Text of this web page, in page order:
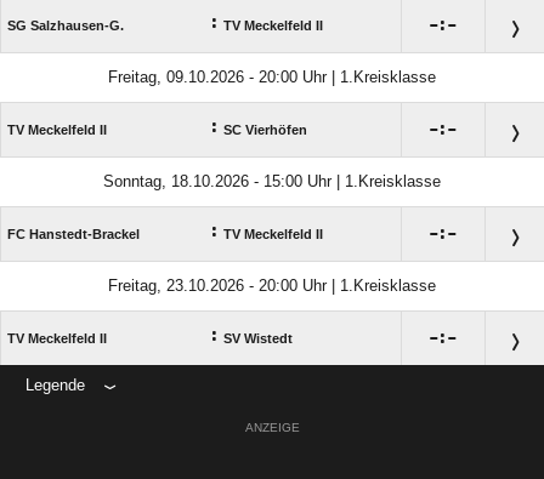
SG Salzhausen-G. : TV Meckelfeld II :
Freitag, 09.10.2026 - 20:00 Uhr | 1.Kreisklasse
TV Meckelfeld II : SC Vierhöfen :
Sonntag, 18.10.2026 - 15:00 Uhr | 1.Kreisklasse
FC Hanstedt-Brackel : TV Meckelfeld II :
Freitag, 23.10.2026 - 20:00 Uhr | 1.Kreisklasse
TV Meckelfeld II : SV Wistedt :
Legende
ANZEIGE